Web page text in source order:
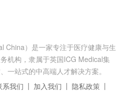
China）是一家专注于医疗健康与生
机构，隶属于英国ICG Medical集
一站式的中高端人才解决方案。
系我们 加入我们
隐私政策